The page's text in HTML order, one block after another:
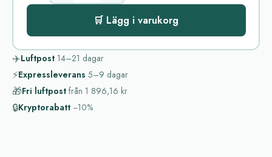
🛒 Lägg i varukorg
✈️Luftpost 14–21 dagar
⚡Expressleverans 5–9 dagar
🎁Fri luftpost från 1 896,16 kr
🔒Kryptorabatt −10%